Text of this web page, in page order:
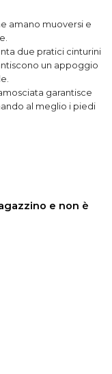
amano muoversi e
due pratici cinturini
un appoggio
garantisce
al meglio i piedi
e non è